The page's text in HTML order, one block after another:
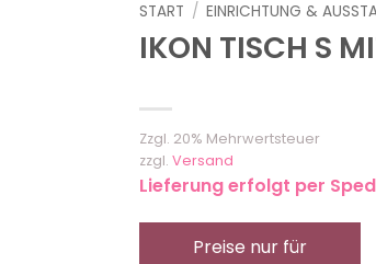
START / EINRICHTUNG &
IKON TISCH S
Zzgl. 20% Mehrwertsteuer
zzgl. Versand
Lieferung erfolgt per
Preise nur für